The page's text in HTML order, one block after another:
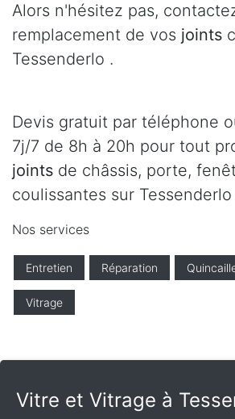
Alors n'hésitez pas,
remplacement de vos joints
Tessenderlo .
Devis gratuit par téléphone
7j/7 de 8h à 20h pour tout
joints de châssis, porte,
coulissantes sur Tessenderlo
Nos services
Entretien Réparation
Vitrage
Vitre et Vitrage à